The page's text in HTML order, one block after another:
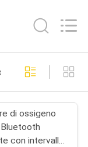
92
Digital
di ossigeno
con intervallo